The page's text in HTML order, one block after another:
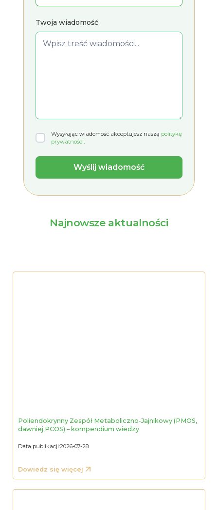
Twoja wiadomość
Wysyłając wiadomość akceptujesz naszą politykę
prywatności.
Najnowsze aktualności
Poliendokrynny Zespół Metaboliczno-Jajnikowy (PMOS,
dawniej PCOS) – kompendium wiedzy
Data publikacji:2026-07-28
Dowiedz się więcej